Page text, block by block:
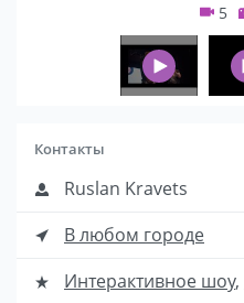
5
Контакты
Ruslan Kravets
В любом городе
Интерактивное шоу,